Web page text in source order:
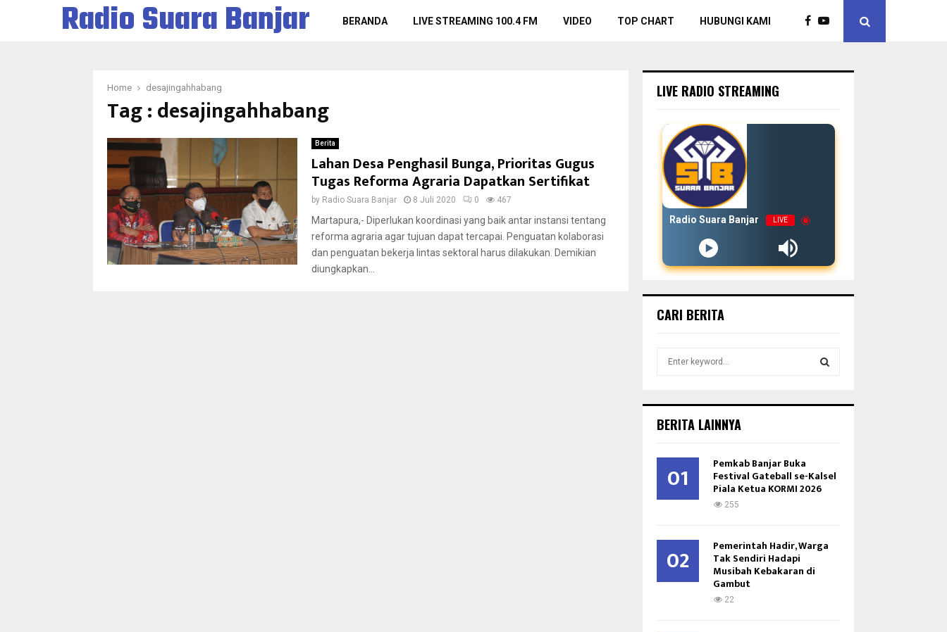
Radio Suara Banjar BERANDA LIVE STREAMING 100.4 FM VIDEO TOP CHART HUBUNGI KAMI
Home desajingahhabang
Tag : desajingahhabang
Berita
Lahan Desa Penghasil Bunga, Prioritas Gugus
Tugas Reforma Agraria Dapatkan Sertifikat
by Radio Suara Banjar 8 Juli 2020 0 467
Martapura,- Diperlukan koordinasi yang baik antar instansi tentang
reforma agraria agar tujuan dapat tercapai. Penguatan kolaborasi
dan penguatan bekerja lintas sektoral harus dilakukan. Demikian
diungkapkan...
LIVE RADIO STREAMING
Radio Suara Banjar LIVE
CARI BERITA
h
o
R
BERITA LAINNYA
01 Pemkab Banjar Buka
Festival Gateball se-Kalsel
Piala Ketua KORMI 2026
255
02 Pemerintah Hadir, Warga
Tak Sendiri Hadapi
Musibah Kebakaran di
Gambut
22